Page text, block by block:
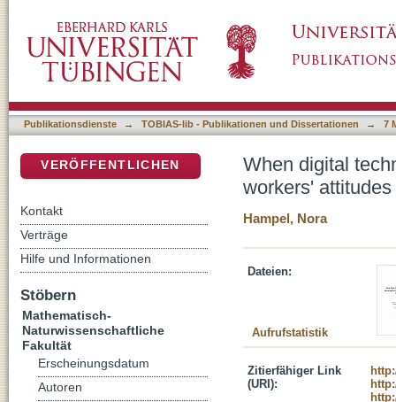
technologies
Publikationsdienste → TOBIAS-lib - Publikationen und Dissertationen → 7
When digital
workers'
Hampel, Nora
Dateien:
Aufrufstatistik
Zitierfähiger Link
(URI):
VERÖFFENTLICHEN
Kontakt
Verträge
Hilfe und Informationen
Stöbern
Mathematisch-
Naturwissenschaftliche
Fakultät
Erscheinungsdatum
Autoren